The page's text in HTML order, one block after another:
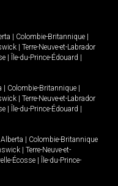
Colombie-Britannique
Terre-Neuve-et-Labrador
Île-du-Prince-Édouard
Colombie-Britannique
Terre-Neuve-et-Labrador
Île-du-Prince-Édouard
Alberta
Colombie-Britannique
Terre-Neuve-et-
Écosse
Île-du-Prince-